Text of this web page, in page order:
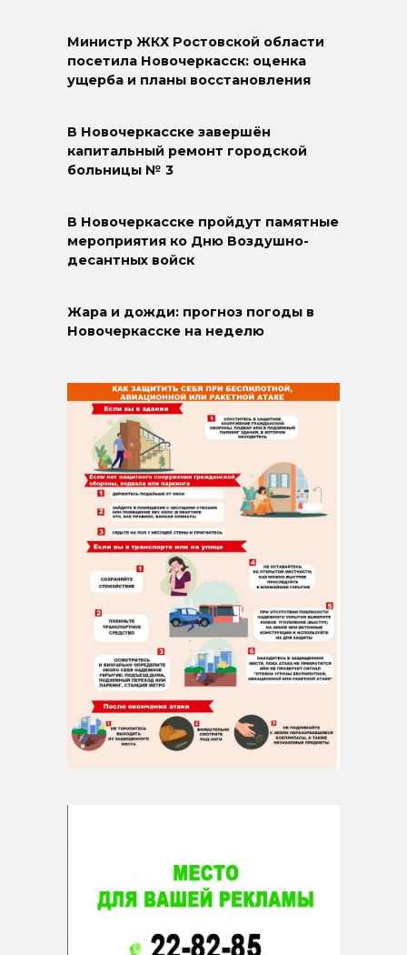
Министр ЖКХ Ростовской области
посетила Новочеркасск: оценка
ущерба и планы восстановления
В Новочеркасске завершён
капитальный ремонт городской
больницы № 3
В Новочеркасске пройдут памятные
мероприятия ко Дню Воздушно-
десантных войск
Жара и дожди: прогноз погоды в
Новочеркасске на неделю